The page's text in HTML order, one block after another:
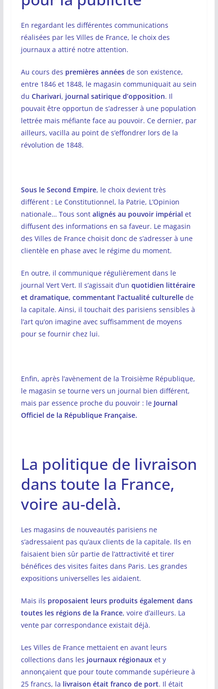
En regardant les différentes communications
réalisées par les Villes de France, le choix des
journaux a attiré notre attention.
Au cours des premières années de son existence,
entre 1846 et 1848, le magasin communiquait au sein
du Charivari, journal satirique d’opposition. Il
pouvait être opportun de s’adresser à une population
lettrée mais méfiante face au pouvoir. Ce dernier, par
ailleurs, vacilla au point de s’effondrer lors de la
révolution de 1848.
Sous le Second Empire, le choix devient très
différent : Le Constitutionnel, la Patrie, L’Opinion
nationale… Tous sont alignés au pouvoir impérial et
diffusent des informations en sa faveur. Le magasin
des Villes de France choisit donc de s’adresser à une
clientèle en phase avec le régime du moment.
En outre, il communique régulièrement dans le
journal Vert Vert. Il s’agissait d’un quotidien littéraire
et dramatique, commentant l’actualité culturellede
la capitale. Ainsi, il touchait des parisiens sensibles à
l’art qu’on imagine avec suffisamment de moyens
pour se fournir chez lui.
Enfin, après l’avènement de la Troisième République,
le magasin se tourne vers un journal bien différent,
mais par essence proche du pouvoir : le Journal
Officiel de la République Française.
La politique de livraison
dans toute la France,
voire au-delà.
Les magasins de nouveautés parisiens ne
s’adressaient pas qu’aux clients de la capitale. Ils en
faisaient bien sûr partie de l’attractivité et tirer
bénéfices des visites faites dans Paris. Les grandes
expositions universelles les aidaient.
Mais ils proposaient leurs produits également dans
toutes les régions de la France, voire d’ailleurs. La
vente par correspondance existait déjà.
Les Villes de France mettaient en avant leurs
collections dans les journaux régionauxet y
annonçaient que pour toute commande supérieure à
25 francs, la livraison était franco de port. Il était